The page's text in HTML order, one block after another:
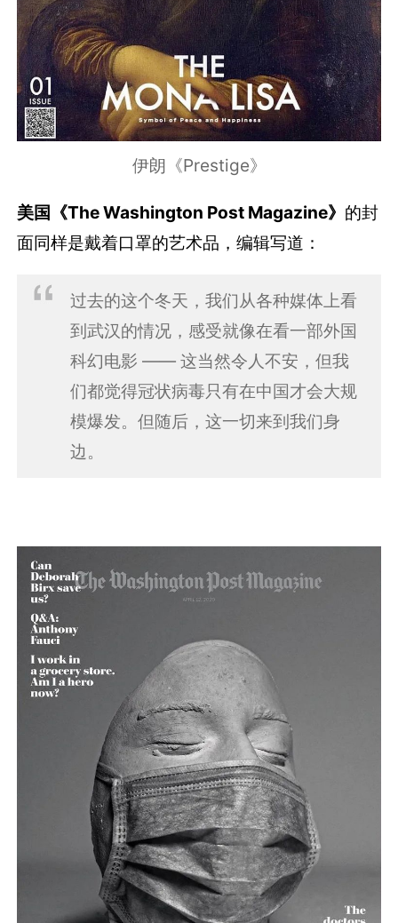
伊朗《Prestige》
美国《The Washington Post Magazine》 的封
面同样是戴着口罩的艺术品，编辑写道：
过去的这个冬天，我们从各种媒体上看
到武汉的情况，感受就像在看一部外国
科幻电影 —— 这当然令人不安，但我
们都觉得冠状病毒只有在中国才会大规
模爆发。但随后，这一切来到我们身
边。